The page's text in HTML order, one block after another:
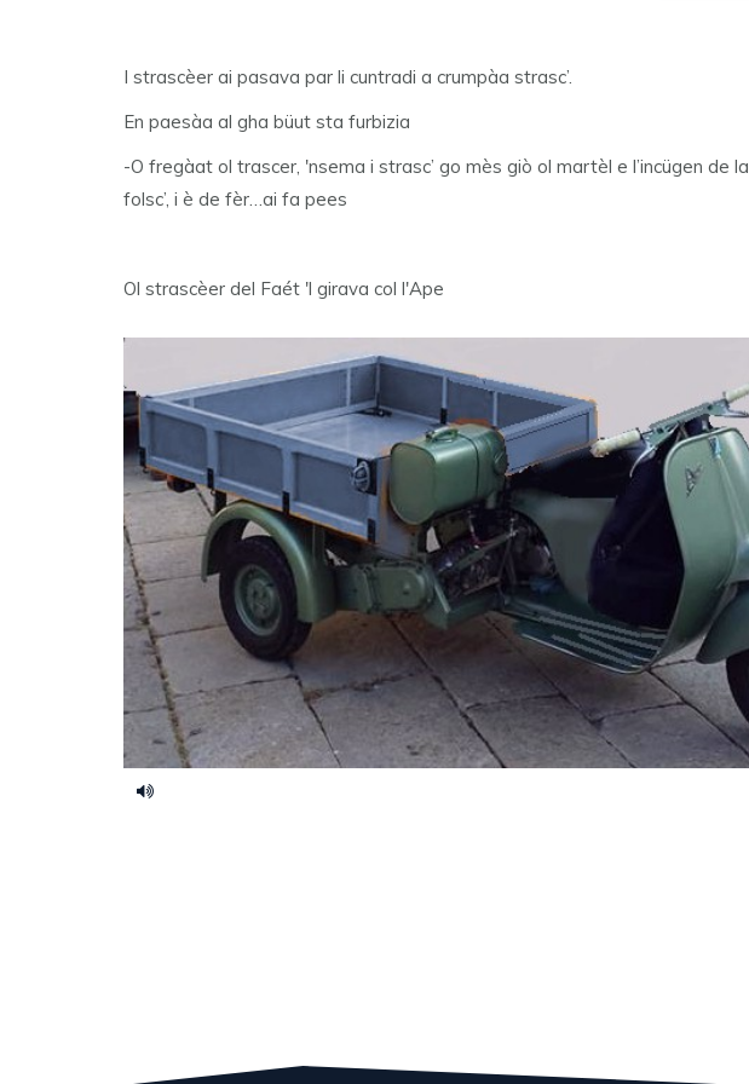
I strascèer ai pasava par li cuntradi a crumpàa strasc’.
En paesàa al gha büut sta furbizia
-O fregàat ol trascer, 'nsema i strasc’ go mès giò ol martèl e l’incügen de la
folsc’, i è de fèr…ai fa pees
Ol strascèer del Faét 'l girava col l'Ape